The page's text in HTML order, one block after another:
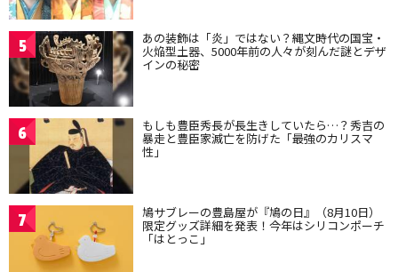
5 あの装飾は「炎」ではない？縄文時代の国宝・
火焔型土器、5000年前の人々が刻んだ謎とデザ
インの秘密
6 もしも豊臣秀長が長生きしていたら…？秀吉の
暴走と豊臣家滅亡を防げた「最強のカリスマ
性」
7 鳩サブレーの豊島屋が『鳩の日』（8月10日）
限定グッズ詳細を発表！今年はシリコンポーチ
「はとっこ」